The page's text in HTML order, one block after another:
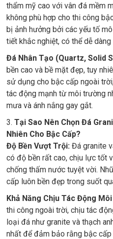
thẩm mỹ cao với vân đá mềm
không phù hợp cho thi công
bị ảnh hưởng bởi các yếu tố
tiết khắc nghiệt, có thể dễ
Đá Nhân Tạo (Quartz, Solid
bền cao và bề mặt đẹp, tuy
sử dụng cho bậc cấp ngoài
tác động mạnh từ môi trường
mưa và ánh nắng gay gắt.
3. Tại Sao Nên Chọn Đá
Nhiên Cho Bậc Cấp?
Độ Bền Vượt Trội: Đá granite
có độ bền rất cao, chịu lực tốt
chống thấm nước tuyệt vời.
cấp luôn bền đẹp trong suốt
Khả Năng Chịu Tác Động
thi công ngoài trời, chịu tác
loại đá như granite và thạch
nhất để đảm bảo rằng bậc